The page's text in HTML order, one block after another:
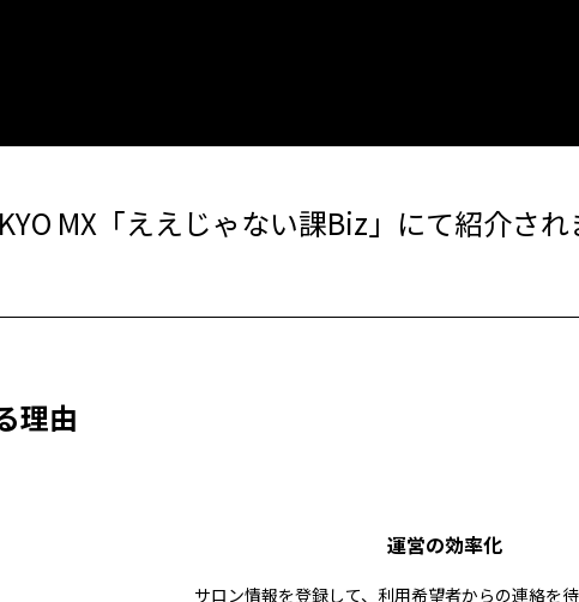
MX「ええじゃない課Biz」にて紹介され
理由
運営の効率化
サロン情報を登録して、利用希望者からの連絡を待